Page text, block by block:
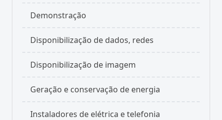
Demonstração
Disponibilização de dados, redes
Disponibilização de imagem
Geração e conservação de energia
Instaladores de elétrica e telefonia